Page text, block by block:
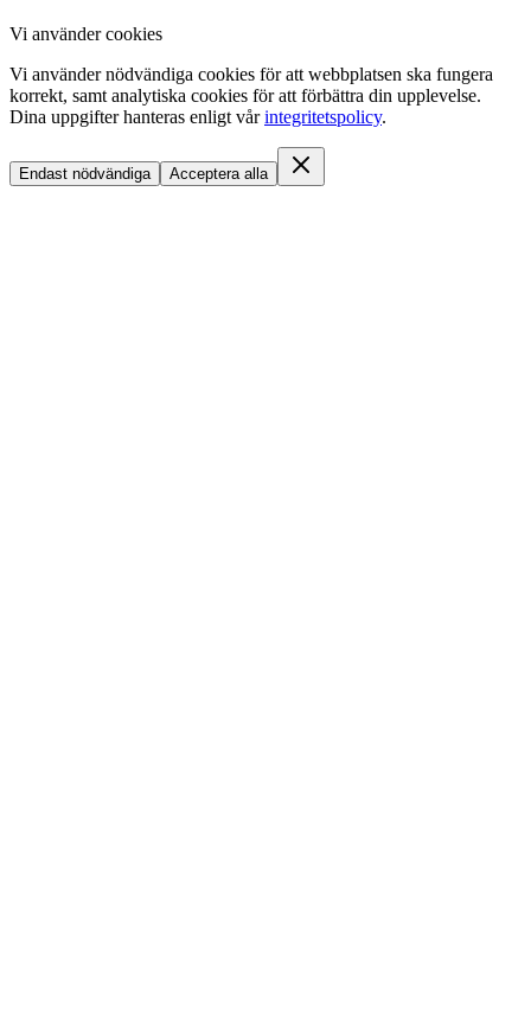
Vi använder cookies
Vi använder nödvändiga cookies för att webbplatsen ska fungera
korrekt, samt analytiska cookies för att förbättra din upplevelse.
Dina uppgifter hanteras enligt vår integritetspolicy.
Endast nödvändiga Acceptera alla